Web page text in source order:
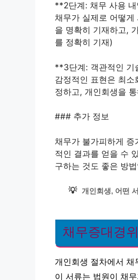
**2단계: 채무 사용
채무가 실제로 어떻게
을 명확히 기재하고,
를 정확히 기재)
**3단계: 객관적인 기
감정적인 표현은 최
정하고, 개인회생을
### 추가 정보
채무가 불가피하게
적인 결과를 얻을 수
구하는 것도 좋은 방
💡 개인회생, 어떤
채무증대경
개인회생 절차에서 채
이 서류는 법원이 채